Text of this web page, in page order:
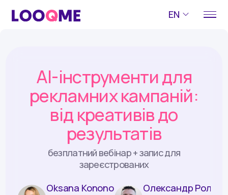
EN
AI-інструменти для
рекламних кампаній:
від креативів до
результатів
безплатний вебінар + запис для
зареєстрованих
Oksana Kononova
Олександр